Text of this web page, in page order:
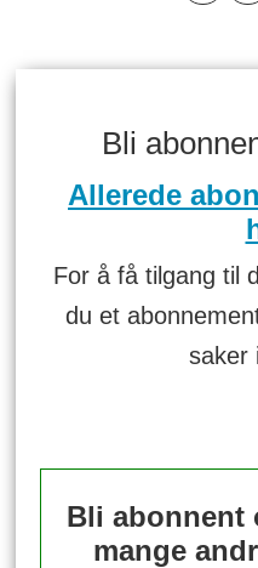
Bli
Allerede
For å få tilgang til
du et
saker
Bli abonnent
mange